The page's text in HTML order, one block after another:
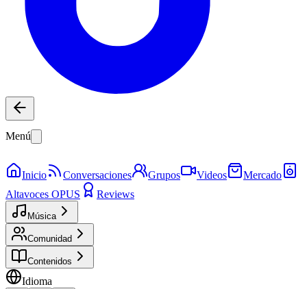
Menú
Inicio Conversaciones Grupos Videos
Mercado
Altavoces OPUS
Reviews
Música
Comunidad
Contenidos
Idioma